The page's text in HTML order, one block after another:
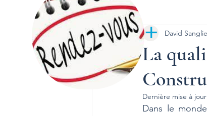
La
David
Dernière mise à
Dans le